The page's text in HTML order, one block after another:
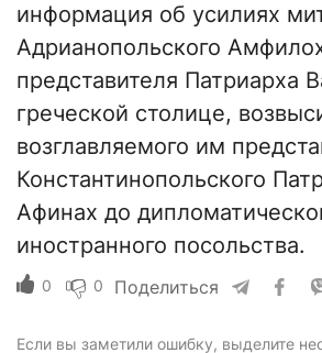
информация об усилиях
Адрианопольского
представителя Патриарха
греческой столице,
возглавляемого им
Константинопольского
Афинах до
иностранного посольства.
0 0 Поделиться
Если вы заметили ошибку, выделите